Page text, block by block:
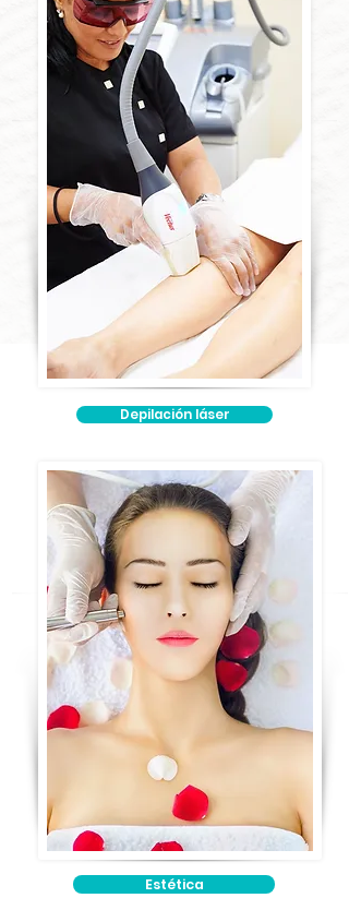
Depilación láser
Estética